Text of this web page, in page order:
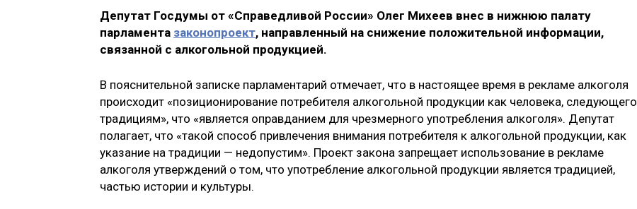
Депутат Госдумы от «Справедливой России» Олег Михеев внес в нижнюю палату
парламента законопроект, направленный на снижение положительной информации,
связанной с алкогольной продукцией.
В пояснительной записке парламентарий отмечает, что в настоящее время в рекламе алкоголя
происходит «позиционирование потребителя алкогольной продукции как человека, следующего
традициям», что «является оправданием для чрезмерного употребления алкоголя». Депутат
полагает, что «такой способ привлечения внимания потребителя к алкогольной продукции, как
указание на традиции — недопустим». Проект закона запрещает использование в рекламе
алкоголя утверждений о том, что употребление алкогольной продукции является традицией,
частью истории и культуры.